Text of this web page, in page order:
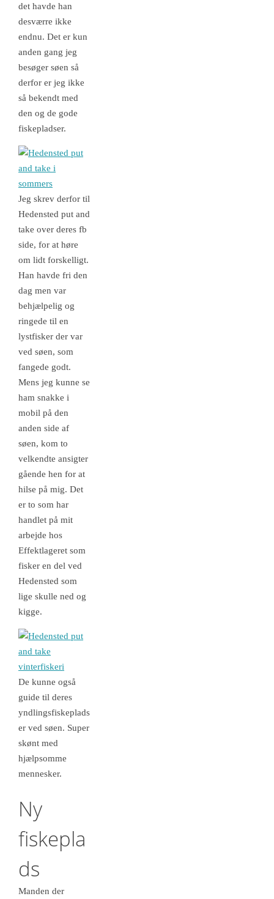
det havde han
desværre ikke
endnu. Det er kun
anden gang jeg
besøger søen så
derfor er jeg ikke
så bekendt med
den og de gode
fiskepladser.
Jeg skrev derfor til
Hedensted put and
take over deres fb
side, for at høre
om lidt forskelligt.
Han havde fri den
dag men var
behjælpelig og
ringede til en
lystfisker der var
ved søen, som
fangede godt.
Mens jeg kunne se
ham snakke i
mobil på den
anden side af
søen, kom to
velkendte ansigter
gående hen for at
hilse på mig. Det
er to som har
handlet på mit
arbejde hos
Effektlageret som
fisker en del ved
Hedensted som
lige skulle ned og
kigge.
De kunne også
guide til deres
yndlingsfiskeplads
er ved søen. Super
skønt med
hjælpsomme
mennesker.
Ny
fiskepla
ds
Manden der